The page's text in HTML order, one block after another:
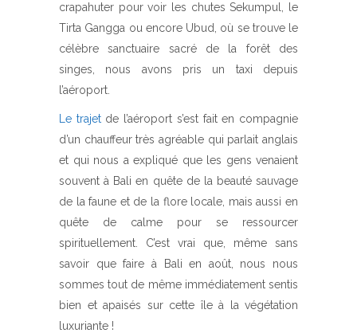
crapahuter pour voir les chutes Sekumpul, le
Tirta Gangga ou encore Ubud, où se trouve le
célèbre sanctuaire sacré de la forêt des
singes, nous avons pris un taxi depuis
l’aéroport.
Le trajetde l’aéroport s’est fait en compagnie
d’un chauffeur très agréable qui parlait anglais
et qui nous a expliqué que les gens venaient
souvent à Bali en quête de la beauté sauvage
de la faune et de la flore locale, mais aussi en
quête de calme pour se ressourcer
spirituellement. C’est vrai que, même sans
savoir que faire à Bali en août, nous nous
sommes tout de même immédiatement sentis
bien et apaisés sur cette île à la végétation
luxuriante !